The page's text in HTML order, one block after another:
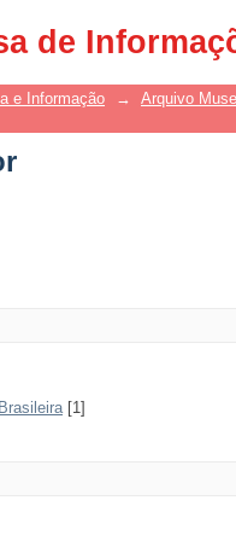
de
e Informação → Arquivo
[1]